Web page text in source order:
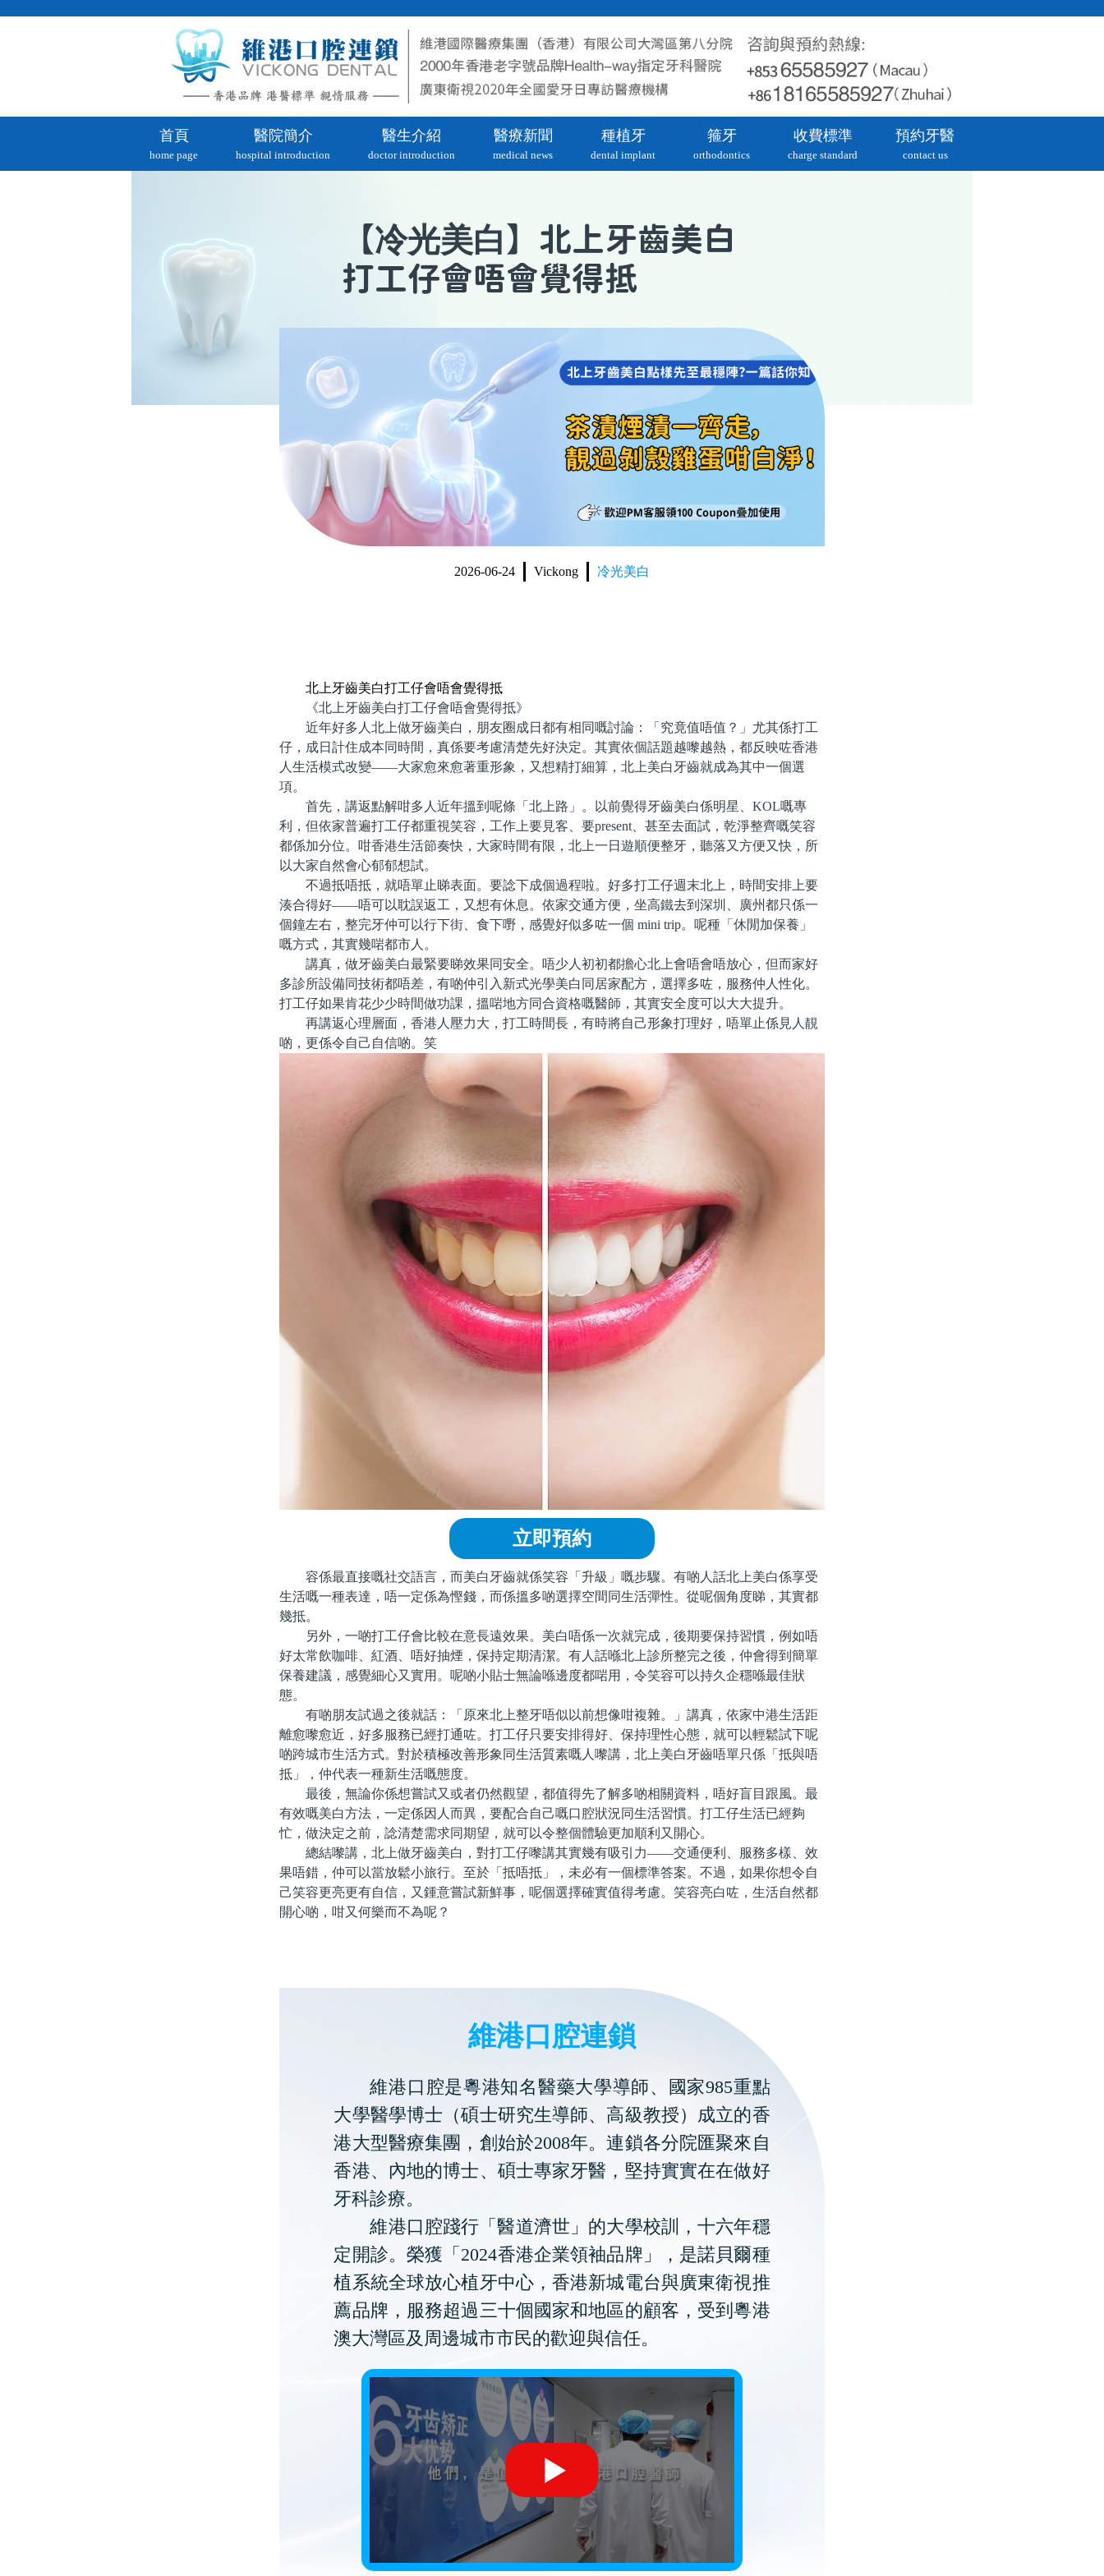
首頁
home page
醫院簡介
hospital introduction
醫生介紹
doctor introduction
醫療新聞
medical news
種植牙
dental implant
箍牙
orthodontics
收費標準
charge standard
預約牙醫
contact us
【冷光美白 】北上牙齒美白
打工仔會唔會覺得抵
2026-06-24 Vickong 冷光美白
北上牙齒美白打工仔會唔會覺得抵
《北上牙齒美白打工仔會唔會覺得抵》
近年好多人北上做牙齒美白，朋友圈成日都有相同嘅討論：「究竟值唔值？」尤其係打工
仔，成日計住成本同時間，真係要考慮清楚先好決定。其實依個話題越嚟越熱，都反映咗香港
人生活模式改變——大家愈來愈著重形象，又想精打細算，北上美白牙齒就成為其中一個選
項。
首先，講返點解咁多人近年搵到呢條「北上路」。以前覺得牙齒美白係明星、KOL嘅專
利，但依家普遍打工仔都重視笑容，工作上要見客、要present、甚至去面試，乾淨整齊嘅笑容
都係加分位。咁香港生活節奏快，大家時間有限，北上一日遊順便整牙，聽落又方便又快，所
以大家自然會心郁郁想試。
不過抵唔抵，就唔單止睇表面。要諗下成個過程啦。好多打工仔週末北上，時間安排上要
湊合得好——唔可以耽誤返工，又想有休息。依家交通方便，坐高鐵去到深圳、廣州都只係一
個鐘左右，整完牙仲可以行下街、食下嘢，感覺好似多咗一個 mini trip。呢種「休閒加保養」
嘅方式，其實幾啱都市人。
講真，做牙齒美白最緊要睇效果同安全。唔少人初初都擔心北上會唔會唔放心，但而家好
多診所設備同技術都唔差，有啲仲引入新式光學美白同居家配方，選擇多咗，服務仲人性化。
打工仔如果肯花少少時間做功課，搵啱地方同合資格嘅醫師，其實安全度可以大大提升。
再講返心理層面，香港人壓力大，打工時間長，有時將自己形象打理好，唔單止係見人靚
啲，更係令自己自信啲。笑
立即預約
容係最直接嘅社交語言，而美白牙齒就係笑容「升級」嘅步驟。有啲人話北上美白係享受
生活嘅一種表達，唔一定係為慳錢，而係搵多啲選擇空間同生活彈性。從呢個角度睇，其實都
幾抵。
另外，一啲打工仔會比較在意長遠效果。美白唔係一次就完成，後期要保持習慣，例如唔
好太常飲咖啡、紅酒、唔好抽煙，保持定期清潔。有人話喺北上診所整完之後，仲會得到簡單
保養建議，感覺細心又實用。呢啲小貼士無論喺邊度都啱用，令笑容可以持久企穩喺最佳狀
態。
有啲朋友試過之後就話：「原來北上整牙唔似以前想像咁複雜。」講真，依家中港生活距
離愈嚟愈近，好多服務已經打通咗。打工仔只要安排得好、保持理性心態，就可以輕鬆試下呢
啲跨城市生活方式。對於積極改善形象同生活質素嘅人嚟講，北上美白牙齒唔單只係「抵與唔
抵」，仲代表一種新生活嘅態度。
最後，無論你係想嘗試又或者仍然觀望，都值得先了解多啲相關資料，唔好盲目跟風。最
有效嘅美白方法，一定係因人而異，要配合自己嘅口腔狀況同生活習慣。打工仔生活已經夠
忙，做決定之前，諗清楚需求同期望，就可以令整個體驗更加順利又開心。
總結嚟講，北上做牙齒美白，對打工仔嚟講其實幾有吸引力——交通便利、服務多樣、效
果唔錯，仲可以當放鬆小旅行。至於「抵唔抵」，未必有一個標準答案。不過，如果你想令自
己笑容更亮更有自信，又鍾意嘗試新鮮事，呢個選擇確實值得考慮。笑容亮白咗，生活自然都
開心啲，咁又何樂而不為呢？
維港口腔連鎖
維港口腔是粵港知名醫藥大學導師、國家985重點
大學醫學博士（碩士研究生導師、高級教授）成立的香
港大型醫療集團，創始於2008年。連鎖各分院匯聚來自
香港、內地的博士、碩士專家牙醫，堅持實實在在做好
牙科診療。
維港口腔踐行「醫道濟世」的大學校訓，十六年穩
定開診。榮獲「2024香港企業領袖品牌」，是諾貝爾種
植系統全球放心植牙中心，香港新城電台與廣東衛視推
薦品牌，服務超過三十個國家和地區的顧客，受到粵港
澳大灣區及周邊城市市民的歡迎與信任。